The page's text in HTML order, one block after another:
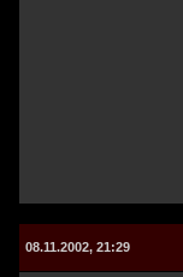
08.11.2002, 21:29